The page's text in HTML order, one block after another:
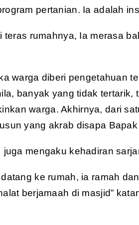
pertanian. Ia adalah
teras rumahnya, Ia merasa
warga diberi pengetahuan
banyak yang tidak
warga. Akhirnya, dari
yang akrab disapa Bapak
mengaku kehadiran
datang ke rumah, ia ramah
berjamaah di masjid”